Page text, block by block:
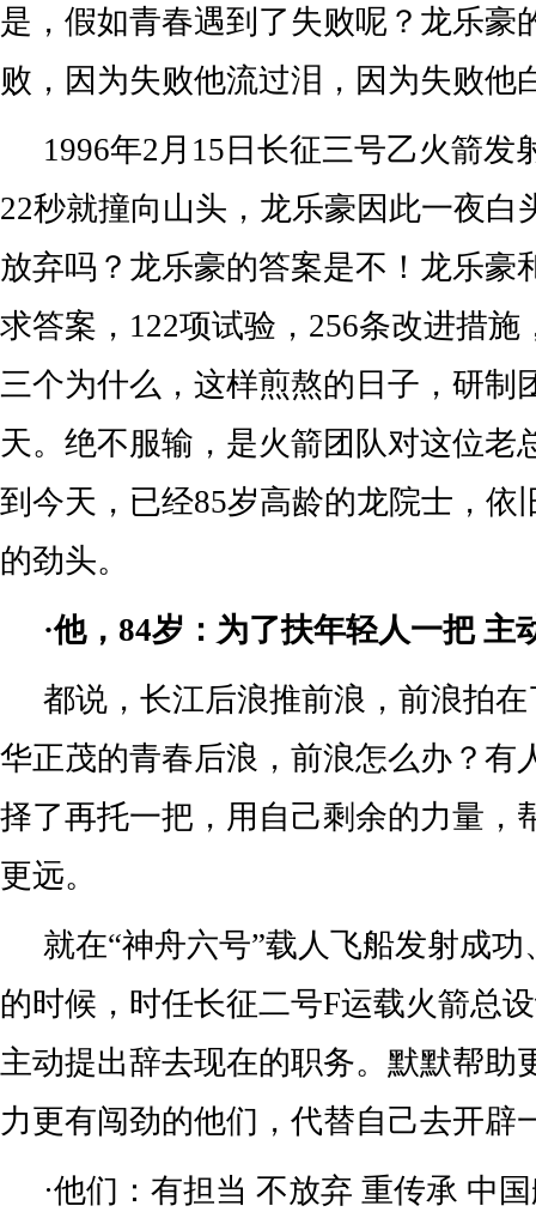
是，假如青春遇到了失败呢？龙乐豪
败，因为失败他流过泪，因为失败他
1996年2月15日长征三号乙火箭发
22秒就撞向山头，龙乐豪因此一夜白
放弃吗？龙乐豪的答案是不！龙乐豪
求答案，122项试验，256条改进措施
三个为什么，这样煎熬的日子，研制
天。绝不服输，是火箭团队对这位老
到今天，已经85岁高龄的龙院士，依
的劲头。
·他，84岁：为了扶年轻人一把 主
都说，长江后浪推前浪，前浪拍
华正茂的青春后浪，前浪怎么办？有
择了再托一把，用自己剩余的力量，
更远。
就在“神舟六号”载人飞船发射成
的时候，时任长征二号F运载火箭总
主动提出辞去现在的职务。默默帮助
力更有闯劲的他们，代替自己去开辟
·他们：有担当 不放弃 重传承 中